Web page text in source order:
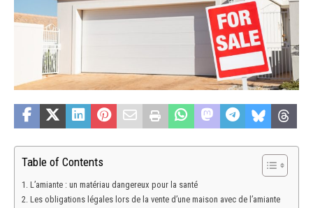
Table of Contents
L’amiante : un matériau dangereux pour la santé
Les obligations légales lors de la vente d’une maison avec de l’amiante